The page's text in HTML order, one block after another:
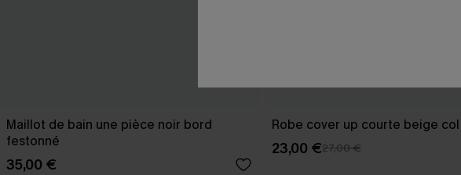
Maillot de bain une pièce noir bord
festonné
35,00 €
Robe cover up courte beige col
23,00 €27,00 €